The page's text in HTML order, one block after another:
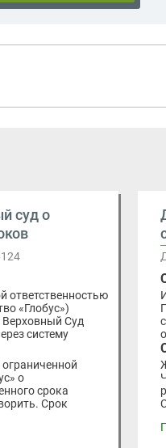
суд о
ответственностью
«Глобус»)
Верховный Суд
систему
о
срока
Срок